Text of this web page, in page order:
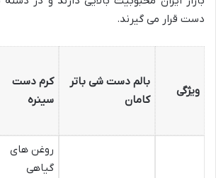
دست قرار می گیرند.
ویژگی
بالم دست شی باتر
کامان
کرم دست
سینره
روغن های
گیاهی